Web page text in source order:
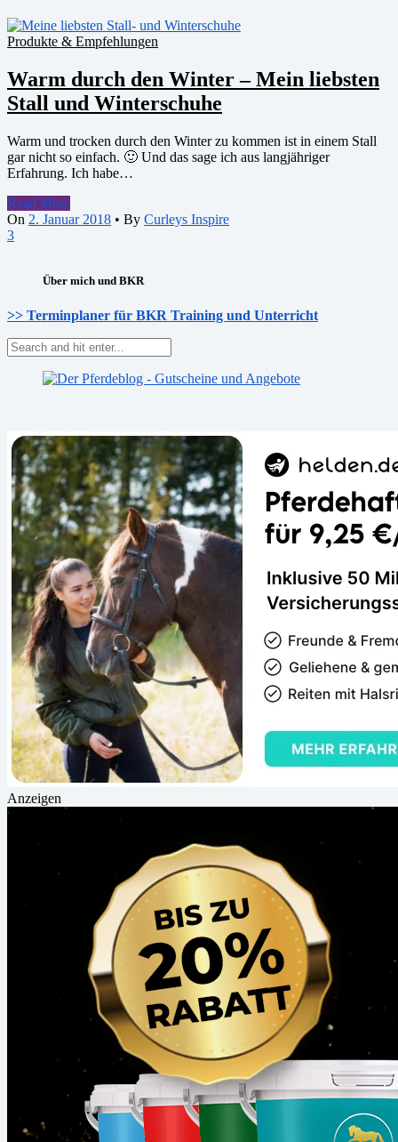
Produkte & Empfehlungen
Warm durch den Winter – Mein liebsten
Stall und Winterschuhe
Warm und trocken durch den Winter zu kommen ist in einem Stall
gar nicht so einfach. 🙂 Und das sage ich aus langjähriger
Erfahrung. Ich habe…
Read More
On 2. Januar 2018 • By Curleys Inspire
3
Über mich und BKR
>> Terminplaner für BKR Training und Unterricht
Anzeigen